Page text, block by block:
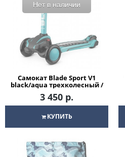
Нет в наличии
Самокат Blade Sport V1
black/aqua трехколесный /
кикборд
3 450 р.
КУПИТЬ